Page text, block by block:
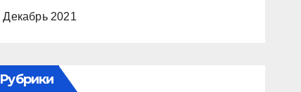
Декабрь 2021
Рубрики